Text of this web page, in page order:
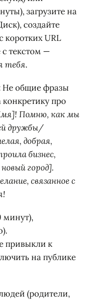
загрузите на
создайте
коротких URL
с текстом —
тебя.
Не общие фразы
конкретику про
Помню, как мы
дружбы/
добрая,
бизнес,
город].
связанное с
минут),
привыкли к
на публике
(родители,